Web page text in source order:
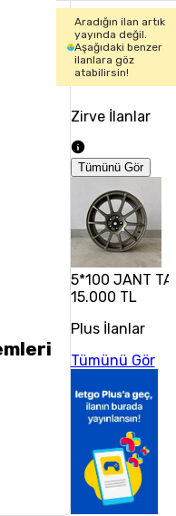
Aradığın ilan artık
yayında değil.
Aşağıdaki benzer
ilanlara göz
atabilirsin!
Zirve İlanlar
Tümünü Gör
5*100 JANT
15.000 TL
Plus İlanlar
Tümünü Gör